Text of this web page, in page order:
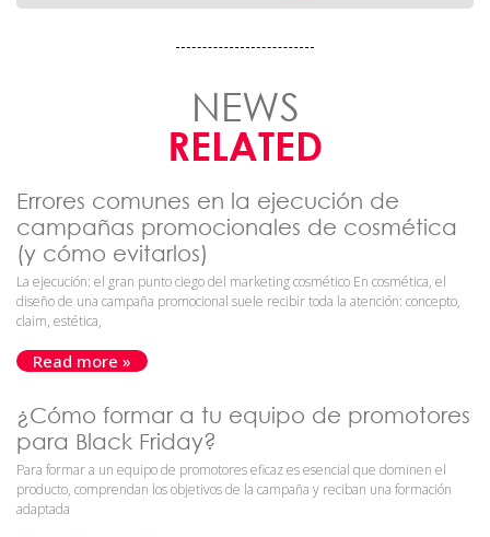
NEWS
RELATED
Errores comunes en la ejecución de
campañas promocionales de cosmética
(y cómo evitarlos)
La ejecución: el gran punto ciego del marketing cosmético En cosmética, el
diseño de una campaña promocional suele recibir toda la atención: concepto,
claim, estética,
Read more »
¿Cómo formar a tu equipo de promotores
para Black Friday?
Para formar a un equipo de promotores eficaz es esencial que dominen el
producto, comprendan los objetivos de la campaña y reciban una formación
adaptada